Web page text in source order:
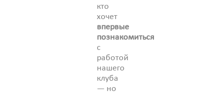
кто
хочет
впервые
познакомиться
с
работой
нашего
клуба
— но